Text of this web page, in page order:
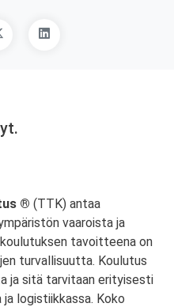
® (TTK) antaa
vaaroista ja
tavoitteena on
turvallisuutta. Koulutus
ja sitä tarvitaan erityisesti
logistiikkassa. Koko